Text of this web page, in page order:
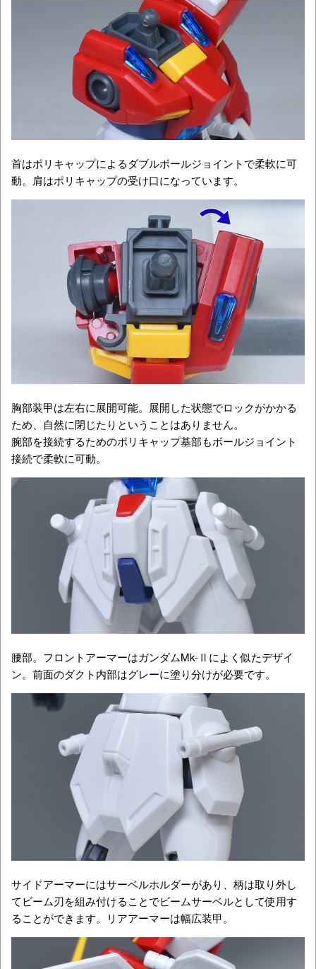
首はポリキャップによるダブルボールジョイントで柔軟に可
動。肩はポリキャップの受け口になっています。
胸部装甲は左右に展開可能。展開した状態でロックがかかる
ため、自然に閉じたりということはありません。
腕部を接続するためのポリキャップ基部もボールジョイント
接続で柔軟に可動。
腰部。フロントアーマーはガンダムMk-Ⅱによく似たデザイ
ン。前面のダクト内部はグレーに塗り分けが必要です。
サイドアーマーにはサーベルホルダーがあり、柄は取り外し
てビーム刃を組み付けることでビームサーベルとして使用す
ることができます。リアアーマーは幅広装甲。